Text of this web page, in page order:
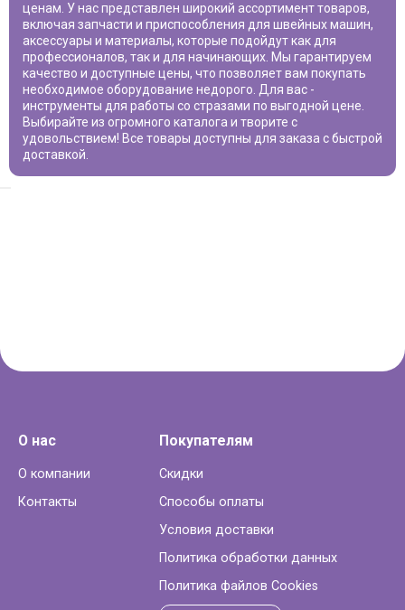
ценам. У нас представлен широкий ассортимент товаров,
включая запчасти и приспособления для швейных машин,
аксессуары и материалы, которые подойдут как для
профессионалов, так и для начинающих. Мы гарантируем
качество и доступные цены, что позволяет вам покупать
необходимое оборудование недорого. Для вас -
инструменты для работы со стразами по выгодной цене.
Выбирайте из огромного каталога и творите с
удовольствием! Все товары доступны для заказа с быстрой
доставкой.
О нас
О компании
Контакты
Покупателям
Скидки
Способы оплаты
Условия доставки
Политика обработки данных
Политика файлов Cookies